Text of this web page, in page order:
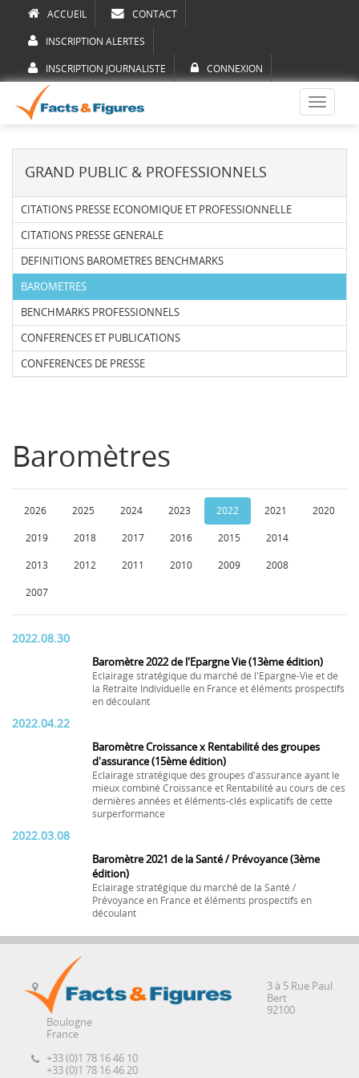
ACCUEIL CONTACT
INSCRIPTION ALERTES
INSCRIPTION JOURNALISTE CONNEXION
Toggle
GRAND PUBLIC & PROFESSIONNELS
CITATIONS PRESSE ECONOMIQUE ET PROFESSIONNELLE
CITATIONS PRESSE GENERALE
DEFINITIONS BAROMETRES BENCHMARKS
BAROMETRES
BENCHMARKS PROFESSIONNELS
CONFERENCES ET PUBLICATIONS
CONFERENCES DE PRESSE
Baromètres
2026 2025 2024 2023 2022 2021 2020
2019 2018 2017 2016 2015 2014
2013 2012 2011 2010 2009 2008
2007
2022.08.30
Baromètre 2022 de l'Epargne Vie (13ème édition)
Eclairage stratégique du marché de l'Epargne-Vie et de
la Retraite Individuelle en France et éléments prospectifs
en découlant
2022.04.22
Baromètre Croissance x Rentabilité des groupes
d'assurance (15ème édition)
Eclairage stratégique des groupes d'assurance ayant le
mieux combiné Croissance et Rentabilité au cours de ces
dernières années et éléments-clés explicatifs de cette
surperformance
2022.03.08
Baromètre 2021 de la Santé / Prévoyance (3ème
édition)
Eclairage stratégique du marché de la Santé /
Prévoyance en France et éléments prospectifs en
découlant
3 à 5 Rue Paul
Bert
92100
Boulogne
France
+33 (0)1 78 16 46 10
+33 (0)1 78 16 46 20